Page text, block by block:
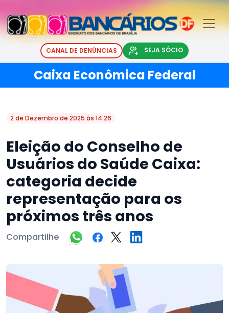
CANAL DE DENÚNCIAS SEJA SÓCIO
Caixa Econômica Federal
2 de Dezembro de 2025 às 14:26
Eleição do Conselho de
Usuários do Saúde Caixa:
categoria decide
representação para os
próximos três anos
Compartilhe